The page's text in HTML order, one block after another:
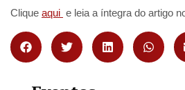
Clique aqui e leia a íntegra do artigo